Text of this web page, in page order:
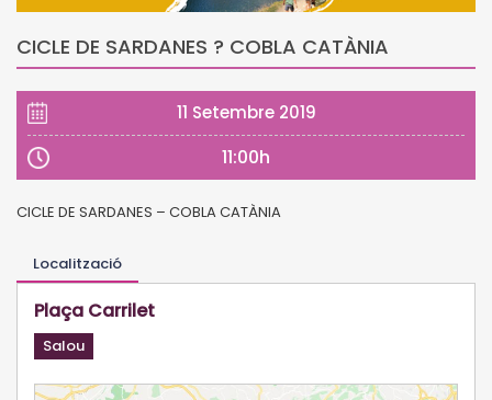
CICLE DE SARDANES ? COBLA CATÀNIA
11 Setembre 2019
11:00h
CICLE DE SARDANES – COBLA CATÀNIA
Localització
Plaça Carrilet
Salou